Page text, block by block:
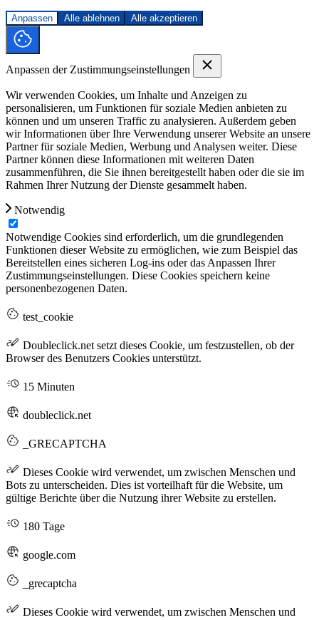
Anpassen Alle ablehnen Alle akzeptieren
Anpassen der Zustimmungseinstellungen
Wir verwenden Cookies, um Inhalte und Anzeigen zu
personalisieren, um Funktionen für soziale Medien anbieten zu
können und um unseren Traffic zu analysieren. Außerdem geben
wir Informationen über Ihre Verwendung unserer Website an unsere
Partner für soziale Medien, Werbung und Analysen weiter. Diese
Partner können diese Informationen mit weiteren Daten
zusammenführen, die Sie ihnen bereitgestellt haben oder die sie im
Rahmen Ihrer Nutzung der Dienste gesammelt haben.
Notwendig
Notwendige Cookies sind erforderlich, um die grundlegenden
Funktionen dieser Website zu ermöglichen, wie zum Beispiel das
Bereitstellen eines sicheren Log-ins oder das Anpassen Ihrer
Zustimmungseinstellungen. Diese Cookies speichern keine
personenbezogenen Daten.
test_cookie
Doubleclick.net setzt dieses Cookie, um festzustellen, ob der
Browser des Benutzers Cookies unterstützt.
15 Minuten
doubleclick.net
_GRECAPTCHA
Dieses Cookie wird verwendet, um zwischen Menschen und
Bots zu unterscheiden. Dies ist vorteilhaft für die Website, um
gültige Berichte über die Nutzung ihrer Website zu erstellen.
180 Tage
google.com
_grecaptcha
Dieses Cookie wird verwendet, um zwischen Menschen und